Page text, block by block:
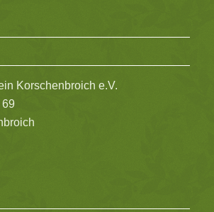
Korschenbroich e.V.
69